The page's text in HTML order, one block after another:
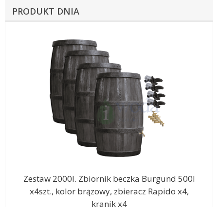
PRODUKT DNIA
Zestaw 2000l. Zbiornik beczka Burgund 500l
x4szt., kolor brązowy, zbieracz Rapido x4,
kranik x4